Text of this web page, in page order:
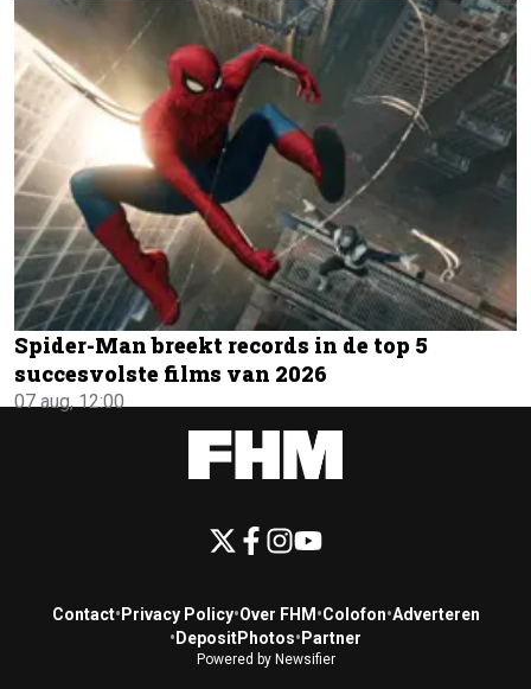
Spider-Man breekt records in de top 5
succesvolste films van 2026
07 aug, 12:00
Contact• Privacy Policy•Over FHM •Colofon•Adverteren
• DepositPhotos• Partner
Powered by Newsifier